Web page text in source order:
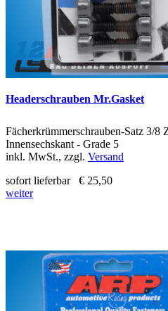
Headerschrauben Mr.Gasket
Fächerkrümmerschrauben-Satz 3/
Innensechskant - Grade 5
inkl. MwSt., zzgl. Versand
sofort lieferbar
€ 25,50
weiter